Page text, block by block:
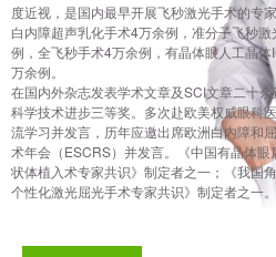
度近视，是国内最早开展飞秒激光手术的专
白内障超声乳化手术4万余例，准分子飞秒激
例，全飞秒手术4万余例，有晶体眼人工晶体
万余例。
在国内外杂志发表学术文章及SCI文章二十
科学技术进步三等奖。多次赴欧美权威眼科
流学习并发言，历年应邀出席欧洲白内障和
术年会（ESCRS）并发言。《中国有晶体眼
状体植入术专家共识》制定者之一；《我国
个性化激光屈光手术专家共识》制定者之一。